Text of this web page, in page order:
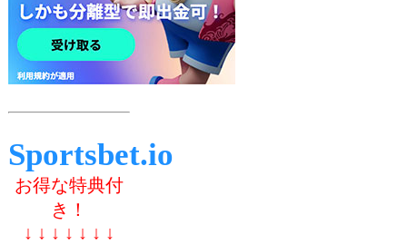
Sportsbet.io
お得な特典付
き！
↓ ↓ ↓ ↓ ↓ ↓ ↓